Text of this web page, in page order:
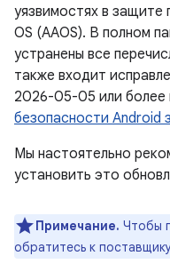
уязвимостях в
OS (AAOS). В полном
устранены все
также входит
2026-05-05 или более
безопасности Android
Мы настоятельно
установить это
Примечание. Чтобы
обратитесь к